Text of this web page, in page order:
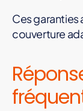
Ces garanties
couverture